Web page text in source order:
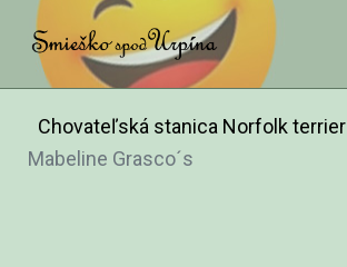
Chovateľská stanica Norfolk terrier
Mabeline Grasco´s